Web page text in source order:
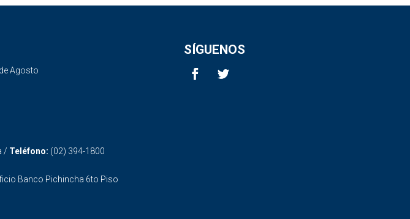
Agosto
SÍGUENOS
/ Teléfono: (02) 394-1800
Banco Pichincha 6to Piso